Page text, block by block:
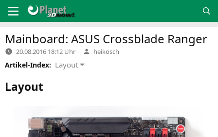
Inhalt
springen
Mainboard: ASUS Crossblade Ranger
20.08.2016 18:12 Uhr Verfasst
von
heikosch
Artikel-Index: Layout
Layout